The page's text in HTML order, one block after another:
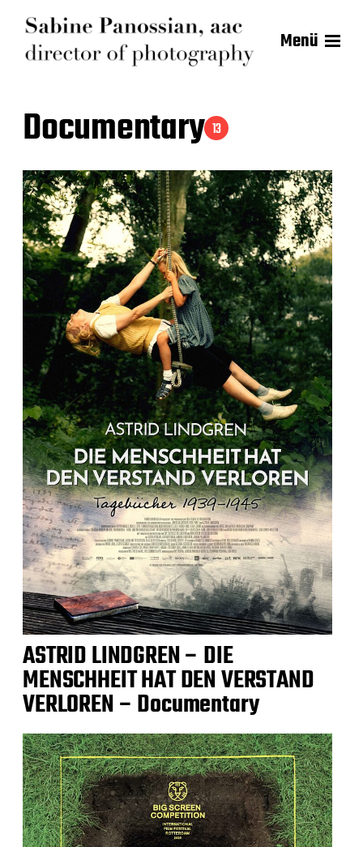
Menü
Documentary 13
ASTRID LINDGREN – DIE
MENSCHHEIT HAT DEN VERSTAND
VERLOREN – Documentary